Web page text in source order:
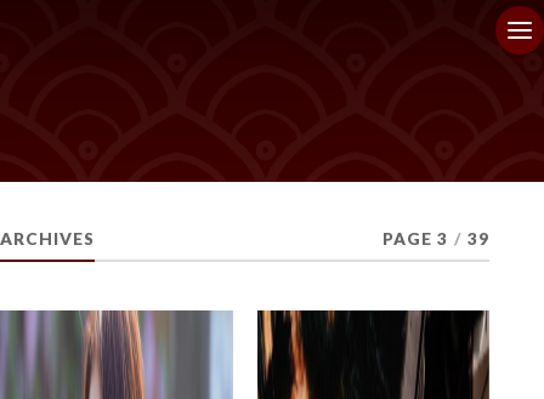
ARCHIVES PAGE 3 / 39